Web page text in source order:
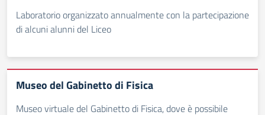
Laboratorio organizzato annualmente con la partecipazione
di alcuni alunni del Liceo
Museo del Gabinetto di Fisica
Museo virtuale del Gabinetto di Fisica, dove è possibile